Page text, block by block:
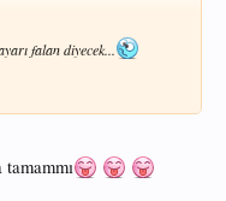
falan diyecek...